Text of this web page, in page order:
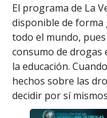
El programa de La
disponible de forma
todo el mundo,
consumo de drogas
la educación.
hechos sobre las
decidir por sí